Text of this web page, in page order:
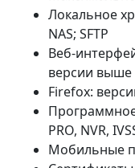
Локальное
NAS; SFTP
Веб-
версии выше
Firefox:
PRO, NVR,
Мобильные